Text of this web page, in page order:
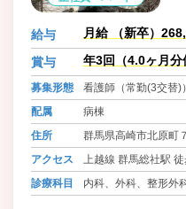
給与
月給 （新卒）
特殊業務手当含む
賞与 年3回（4.0ヶ月分
募集形態
看護師（常勤(3交替)）
配属
病棟
住所
群馬県高崎市北原町
アクセス
上越線 群馬総社駅
吾妻線、両毛線、上
診療科目
内科、外科、整形外